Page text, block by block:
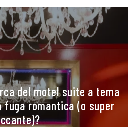
del motel suite a tema
romantica (o super